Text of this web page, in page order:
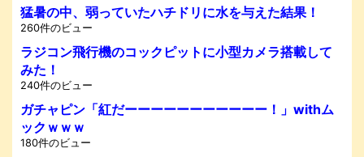
猛暑の中、弱っていたハチドリに水を与えた結果！
260件のビュー
ラジコン飛行機のコックピットに小型カメラ搭載して
みた！
240件のビュー
ガチャピン「紅だーーーーーーーーーーー！」withム
ックｗｗｗ
180件のビュー